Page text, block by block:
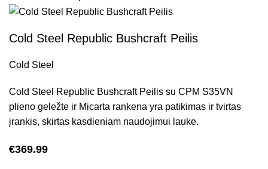
Cold Steel Republic Bushcraft Peilis
Cold Steel
Cold Steel Republic Bushcraft Peilis su CPM S35VN
plieno geležte ir Micarta rankena yra patikimas ir tvirtas
įrankis, skirtas kasdieniam naudojimui lauke.
€369.99